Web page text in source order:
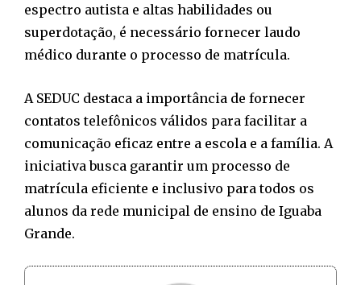
espectro autista e altas habilidades ou
superdotação, é necessário fornecer laudo
médico durante o processo de matrícula.
A SEDUC destaca a importância de fornecer
contatos telefônicos válidos para facilitar a
comunicação eficaz entre a escola e a família. A
iniciativa busca garantir um processo de
matrícula eficiente e inclusivo para todos os
alunos da rede municipal de ensino de Iguaba
Grande.